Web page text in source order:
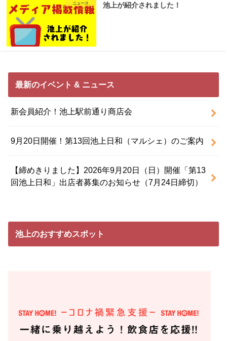
ニュース 池上が紹介されました！
最新のイベント & ニュース
新会員紹介！池上駅前通り商店会
9月20日開催！第13回池上日和（マルシェ）のご案内
【締めきりました】2026年9月20日（日）開催「第13
回池上日和」出店者募集のお知らせ（7月24日締切）
池上のおすすめスポット